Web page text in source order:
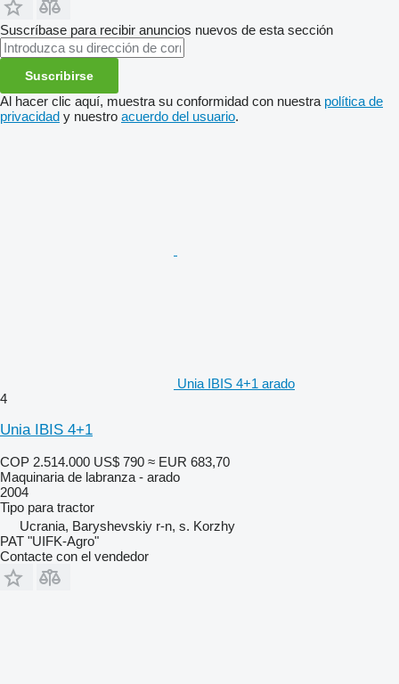
Suscríbase para recibir anuncios nuevos de esta sección
Suscribirse
Al hacer clic aquí, muestra su conformidad con nuestra política de
privacidad y nuestro acuerdo del usuario.
Unia IBIS 4+1 arado
4
Unia IBIS 4+1
COP 2.514.000 US$ 790 ≈ EUR 683,70
Maquinaria de labranza - arado
2004
Tipo para tractor
Ucrania, Baryshevskiy r-n, s. Korzhy
PAT "UIFK-Agro"
Contacte con el vendedor